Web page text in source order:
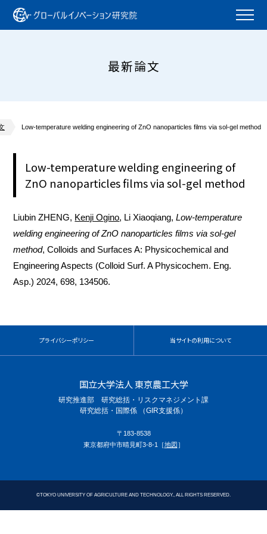
最新論文
Low-temperature welding engineering of ZnO nanoparticles films via sol-gel method
Low-temperature welding engineering of
ZnO nanoparticles films via sol-gel method
Liubin ZHENG, Kenji Ogino, Li Xiaoqiang,Low-temperature
welding engineering of ZnO nanoparticles films via sol-gel
method, Colloids and Surfaces A: Physicochemical and
Engineering Aspects (Colloid Surf. A Physicochem. Eng.
Asp.) 2024, 698, 134506.
プライバシーポリシー 当サイトの利用について
国立大学法人 東京農工大学
研究推進部 研究総括・リスクマネジメント課
研究総括・国際係 （GIR支援係）
〒183-8538
東京都府中市晴見町3-8-1［地図］
©TOKYO UNIVERSITY OF AGRICULTURE AND TECHNOLOGY., ALL RIGHTS RESERVED.